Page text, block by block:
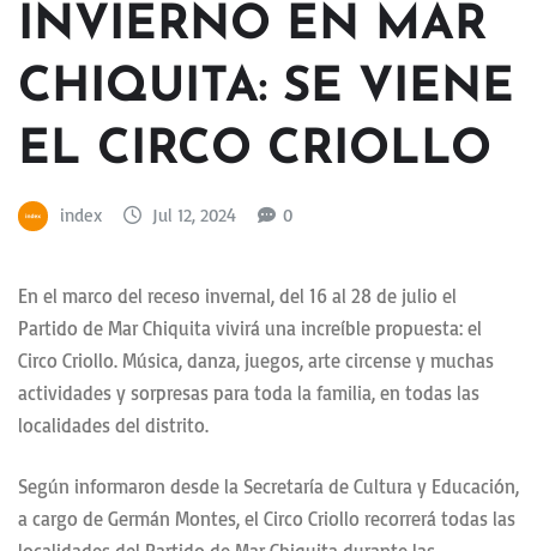
INVIERNO EN MAR
CHIQUITA: SE VIENE
EL CIRCO CRIOLLO
index Jul 12, 2024 0
En el marco del receso invernal, del 16 al 28 de julio el
Partido de Mar Chiquita vivirá una increíble propuesta: el
Circo Criollo. Música, danza, juegos, arte circense y muchas
actividades y sorpresas para toda la familia, en todas las
localidades del distrito.
Según informaron desde la Secretaría de Cultura y Educación,
a cargo de Germán Montes, el Circo Criollo recorrerá todas las